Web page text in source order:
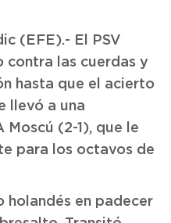
(EFE).- El PSV
contra las cuerdas y
hasta que el acierto
llevó a una
Moscú (2-1), que le
para los octavos de
holandés en padecer